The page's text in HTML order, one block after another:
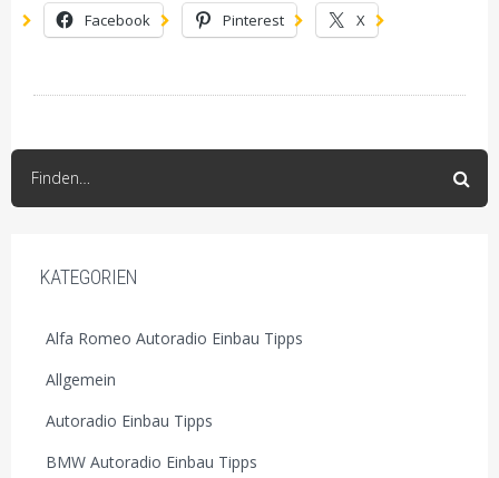
Facebook Pinterest X
Finden…
KATEGORIEN
Alfa Romeo Autoradio Einbau Tipps
Allgemein
Autoradio Einbau Tipps
BMW Autoradio Einbau Tipps